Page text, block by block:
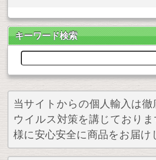
キーワード検索
当サイトからの個人輸入は
ウイルス対策を講じており
様に安心安全に商品をお届け